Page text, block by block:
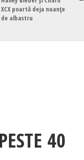
XCX poartă deja nuanțe
de albastru
40